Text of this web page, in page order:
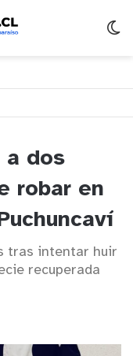
a dos
robar en
tras intentar huir
recuperada